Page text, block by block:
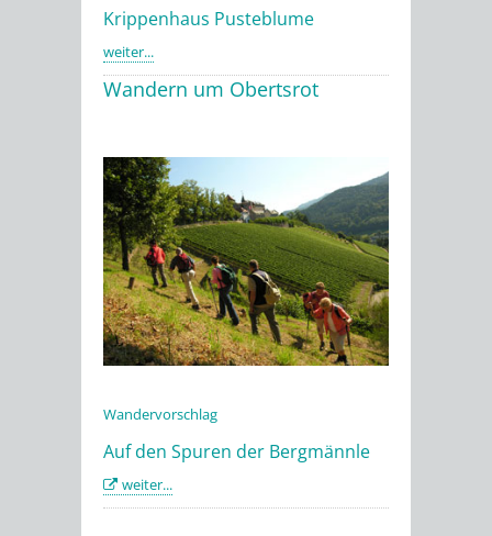
Krippenhaus Pusteblume
weiter...
Wandern um Obertsrot
Wandervorschlag
Auf den Spuren der Bergmännle
weiter...